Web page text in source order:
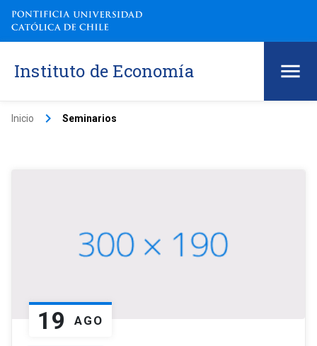
Instituto de Economía
Inicio keyboard_arrow_right Seminarios
19 AGO